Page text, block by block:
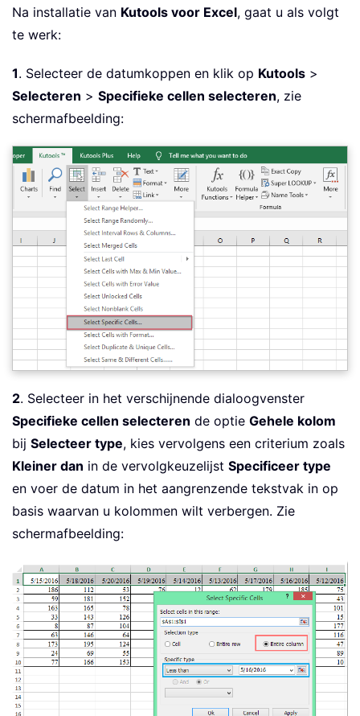
Na installatie van Kutools voor Excel, gaat u als volgt
te werk:
1. Selecteer de datumkoppen en klik op Kutools >
Selecteren > Specifieke cellen selecteren, zie
schermafbeelding:
2. Selecteer in het verschijnende dialoogvenster
Specifieke cellen selecteren de optie Gehele kolom
bij Selecteer type, kies vervolgens een criterium zoals
Kleiner dan in de vervolgkeuzelijst Specificeer type
en voer de datum in het aangrenzende tekstvak in op
basis waarvan u kolommen wilt verbergen. Zie
schermafbeelding: